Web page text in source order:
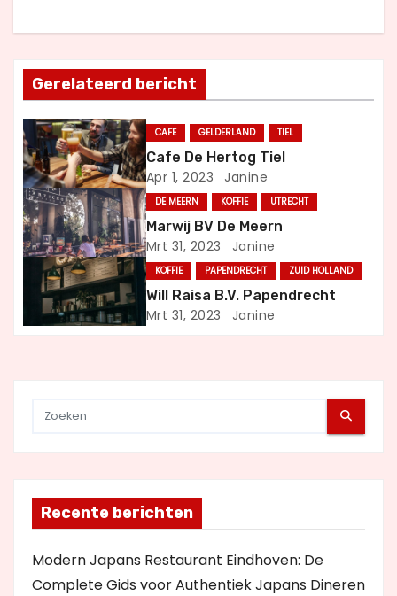
t
n
a
v
i
Gerelateerd bericht
CAFE GELDERLAND TIEL
Cafe De Hertog Tiel
Apr 1, 2023 Janine
DE MEERN KOFFIE UTRECHT
Marwij BV De Meern
Mrt 31, 2023 Janine
KOFFIE PAPENDRECHT ZUID HOLLAND
Will Raisa B.V. Papendrecht
Mrt 31, 2023 Janine
Recente berichten
Modern Japans Restaurant Eindhoven: De
Complete Gids voor Authentiek Japans Dineren